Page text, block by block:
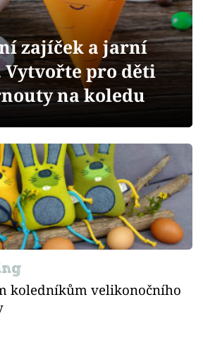
zajíček a jarní
pro děti
na koledu
koledníkům velikonočního